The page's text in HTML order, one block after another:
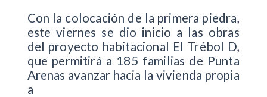
Con la colocación de la primera piedra,
este viernes se dio inicio a las obras
del proyecto habitacional El Trébol D,
que permitirá a 185 familias de Punta
Arenas avanzar hacia la vivienda propia
a